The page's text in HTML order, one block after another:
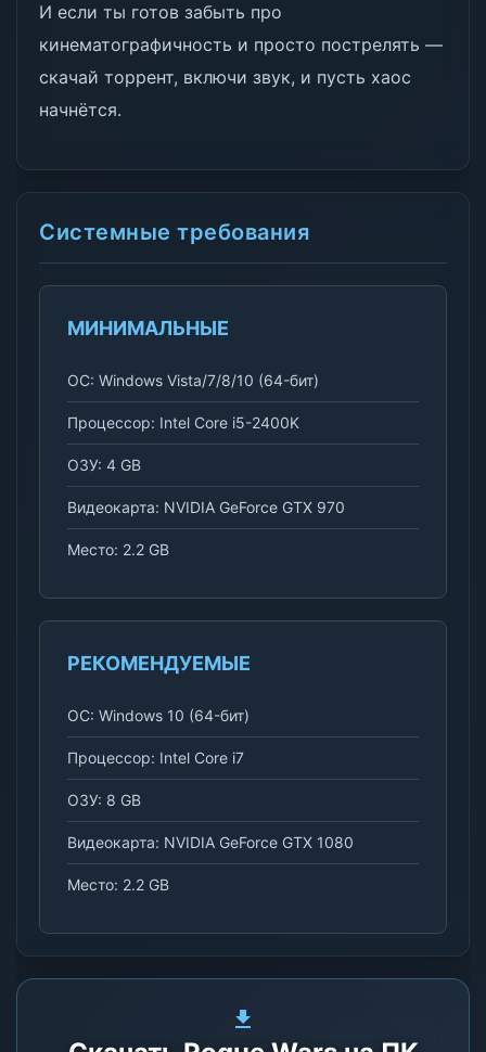
И если ты готов забыть про
кинематографичность и просто пострелять —
скачай торрент, включи звук, и пусть хаос
начнётся.
Системные требования
МИНИМАЛЬНЫЕ
ОС: Windows Vista/7/8/10 (64-бит)
Процессор: Intel Core i5-2400K
ОЗУ: 4 GB
Видеокарта: NVIDIA GeForce GTX 970
Место: 2.2 GB
РЕКОМЕНДУЕМЫЕ
ОС: Windows 10 (64-бит)
Процессор: Intel Core i7
ОЗУ: 8 GB
Видеокарта: NVIDIA GeForce GTX 1080
Место: 2.2 GB